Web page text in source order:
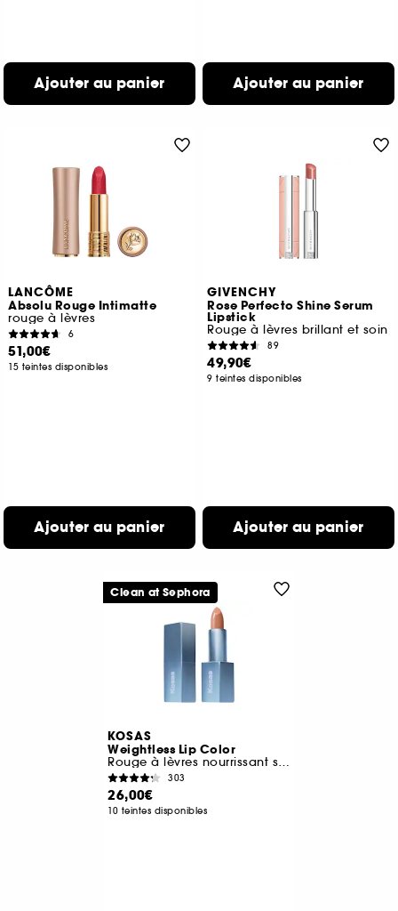
Ajouter au panier Ajouter au panier
LANCÔME
Absolu Rouge Intimatte
rouge à lèvres
6
51,00€
15 teintes disponibles
Ajouter au panier
GIVENCHY
Rose Perfecto Shine Serum
Lipstick
Rouge à lèvres brillant et soin
89
49,90€
9 teintes disponibles
Ajouter au panier
KOSAS
Weightless Lip Color
Rouge à lèvres nourrissant satiné
303
26,00€
10 teintes disponibles
Clean at Sephora